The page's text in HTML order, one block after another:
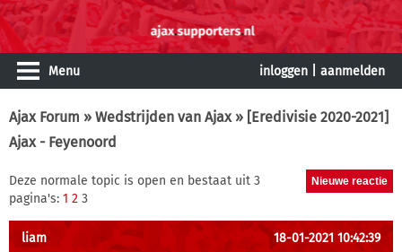
Menu inloggen aanmelden
Ajax Forum » Wedstrijden van Ajax» [Eredivisie 2020-2021]
Ajax - Feyenoord
Deze normale topic is open en bestaat uit 3
pagina's: 1 2 3
liam 18-01-2021 10:42:39